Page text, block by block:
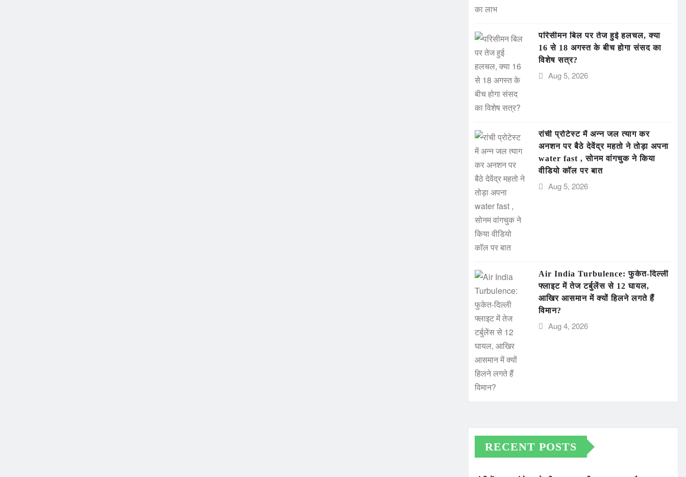
परिसीमन बिल पर तेज हुई हलचल, क्या
16 से 18 अगस्त के बीच होगा संसद का
विशेष सत्र?
Aug 5, 2026
रांची प्रोटेस्ट में अन्न जल त्याग कर
अनशन पर बैठे देवेंद्र महतो ने तोड़ा अपना
water fast , सोनम वांगचुक ने किया
वीडियो कॉल पर बात
Aug 5, 2026
Air India Turbulence: फुकेत-दिल्ली
फ्लाइट में तेज टर्बुलेंस से 12 घायल,
आखिर आसमान में क्यों हिलने लगते हैं
विमान?
Aug 4, 2026
RECENT POSTS